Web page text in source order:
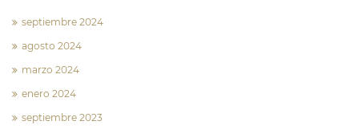
septiembre 2024
agosto 2024
marzo 2024
enero 2024
septiembre 2023